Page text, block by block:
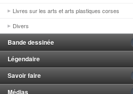
Livres sur les arts et arts plastiques corses
Divers
Bande dessinée
Légendaire
Savoir faire
Médias